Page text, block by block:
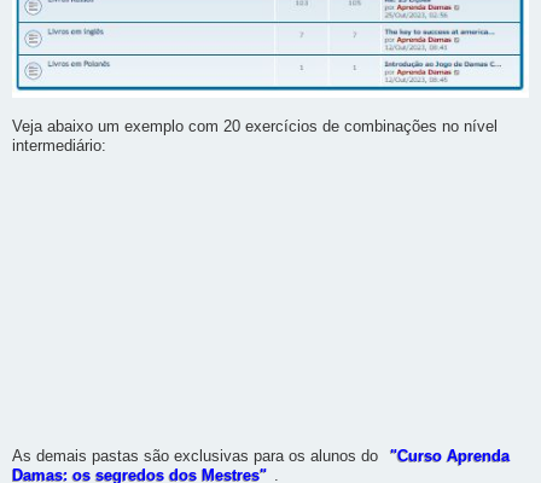
Veja abaixo um exemplo com 20 exercícios de combinações no nível
intermediário:
As demais pastas são exclusivas para os alunos do
"Curso Aprenda
Damas: os segredos dos Mestres" .